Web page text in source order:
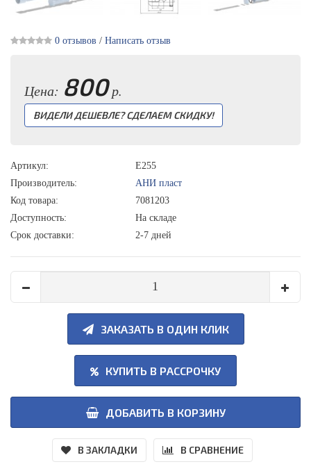
0 отзывов / Написать отзыв
Цена: 800р.
ВИДЕЛИ ДЕШЕВЛЕ? СДЕЛАЕМ СКИДКУ!
Артикул:
E255
Производитель:
АНИ пласт
Код товара:
7081203
Доступность:
На складе
Срок доставки:
2-7 дней
ЗАКАЗАТЬ В ОДИН КЛИК
КУПИТЬ В РАССРОЧКУ
ДОБАВИТЬ В КОРЗИНУ
В ЗАКЛАДКИ В СРАВНЕНИЕ